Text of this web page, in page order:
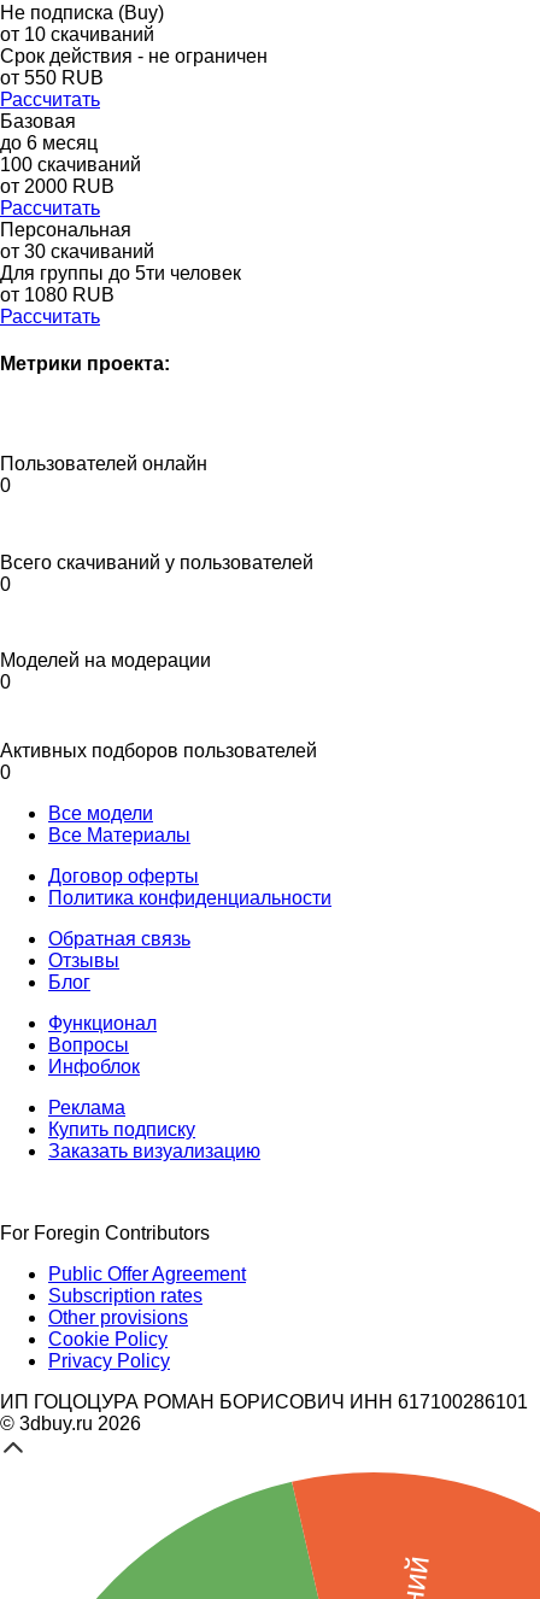
Не подписка (Buy)
от 10 скачиваний
Срок действия - не ограничен
от 550 RUB
Рассчитать
Базовая
до 6 месяц
100 скачиваний
от 2000 RUB
Рассчитать
Персональная
от 30 скачиваний
Для группы до 5ти человек
от 1080 RUB
Рассчитать
Метрики проекта:
Пользователей онлайн
0
Всего скачиваний у пользователей
0
Моделей на модерации
0
Активных подборов пользователей
0
Все модели
Все Материалы
Договор оферты
Политика конфиденциальности
Обратная связь
Отзывы
Блог
Функционал
Вопросы
Инфоблок
Реклама
Купить подписку
Заказать визуализацию
For Foregin Contributors
Public Offer Agreement
Subscription rates
Other provisions
Cookie Policy
Privacy Policy
ИП ГОЦОЦУРА РОМАН БОРИСОВИЧ ИНН 617100286101
© 3dbuy.ru 2026